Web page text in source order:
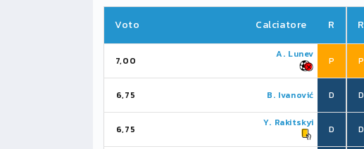
Voto Calciatore R
7,00
A. Lunev
P
6,75 B. Ivanović D
6,75
Y. Rakitskyi
D
R
P
D
D